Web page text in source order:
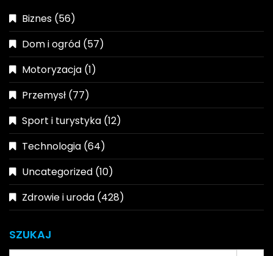
Biznes (56)
Dom i ogród (57)
Motoryzacja (1)
Przemysł (77)
Sport i turystyka (12)
Technologia (64)
Uncategorized (10)
Zdrowie i uroda (428)
SZUKAJ